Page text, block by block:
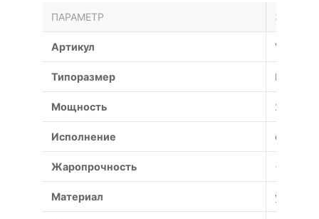
ПАРАМЕТР
Артикул VO-21-
Типоразмер №
Мощность 22 кВт
Исполнение
Жаропрочность +600°С
Материал